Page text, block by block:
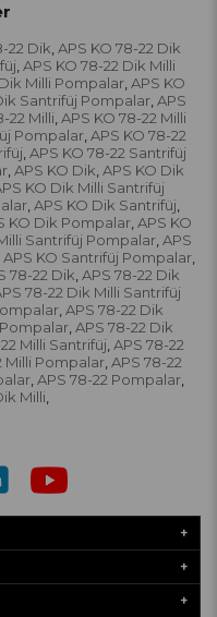
22 Dik, APS KO 78-22 Dik
, APS KO 78-22 Dik Milli
Milli Pompalar, APS KO
Santrifüj Pompalar, APS
22 Milli, APS KO 78-22 Milli
Pompalar, APS KO 78-22
, APS KO 78-22 Santrifüj
, APS KO Dik, APS KO Dik
KO Dik Milli Santrifüj
, APS KO Dik Santrifüj,
KO Dik Pompalar, APS KO
Santrifüj Pompalar, APS
APS KO Santrifüj Pompalar,
78-22 Dik, APS 78-22 Dik
78-22 Dik Milli Santrifüj
, APS 78-22 Dik
, APS 78-22 Dik
Milli Santrifüj, APS 78-22
Milli Pompalar, APS 78-22
, APS 78-22 Pompalar,
Milli,